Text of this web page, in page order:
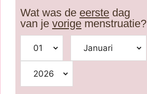
Wat was de eerste dag
van je vorige menstruatie?